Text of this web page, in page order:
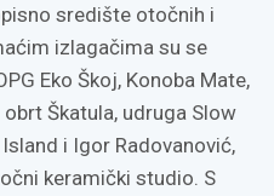
središte otočnih i
izlagačima su se
Eko Škoj, Konoba Mate,
Škatula, udruga Slow
i Igor Radovanović,
keramički studio. S